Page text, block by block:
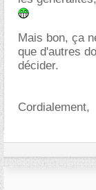
Mais bon, ça
que d'autres
décider.
Cordialement,